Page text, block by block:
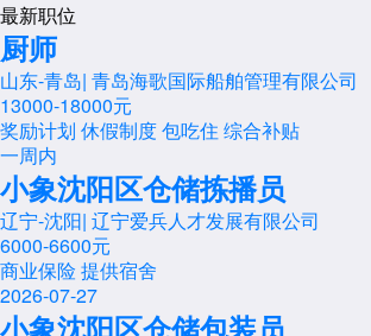
最新职位
厨师
山东-青岛| 青岛海歌国际船舶管理有限公司
13000-18000元
奖励计划 休假制度包吃住 综合补贴
一周内
小象沈阳区仓储拣播员
辽宁-沈阳| 辽宁爱兵人才发展有限公司
6000-6600元
商业保险提供宿舍
2026-07-27
小象沈阳区仓储包装员